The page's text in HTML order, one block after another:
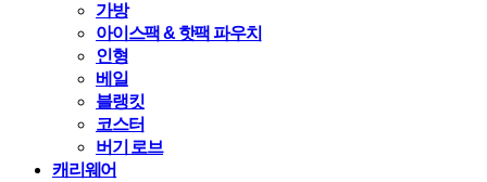
가방
아이스팩 & 핫팩 파우치
인형
베일
블랭킷
코스터
버기 로브
캐리웨어